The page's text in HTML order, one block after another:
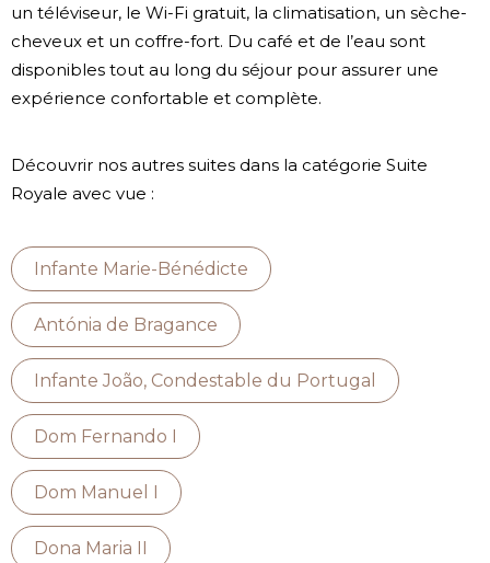
un téléviseur, le Wi-Fi gratuit, la climatisation, un sèche-
cheveux et un coffre-fort. Du café et de l’eau sont
disponibles tout au long du séjour pour assurer une
expérience confortable et complète.
Découvrir nos autres suites dans la catégorie Suite
Royale avec vue :
Infante Marie-Bénédicte
Antónia de Bragance
Infante João, Condestable du Portugal
Dom Fernando I
Dom Manuel I
Dona Maria II